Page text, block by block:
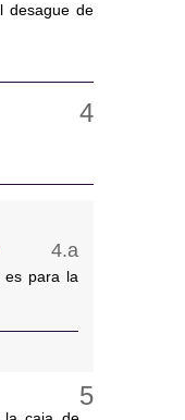
desague de
es para la